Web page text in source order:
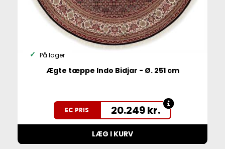
På lager
Ægte tæppe Indo Bidjar - Ø. 251 cm
EC PRIS 20.249kr.
LÆG I KURV